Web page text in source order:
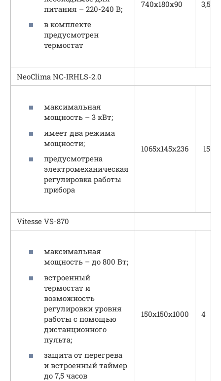
питания – 220-240 В;
в комплекте
предусмотрен
термостат
740х180х90 3,5
NeoClima NC-IRHLS-2.0
максимальная
мощность – 3 кВт;
имеет два режима
мощности;
предусмотрена
электромеханическая
регулировка работы
прибора
1065х145х236 15
Vitesse VS-870
максимальная
мощность – до 800 Вт;
встроенный
термостат и
возможность
регулировки уровня
работы с помощью
дистанционного
пульта;
защита от перегрева
и встроенный таймер
до 7,5 часов
150х150х1000 4